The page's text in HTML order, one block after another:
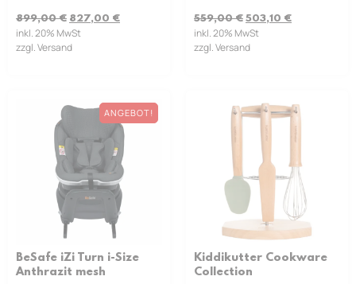
899,00€ 827,00 €
inkl. 20% MwSt
zzgl. Versand
559,00€ 503,10 €
inkl. 20% MwSt
zzgl. Versand
ANGEBOT!
BeSafe iZi Turn i-Size
Anthrazit mesh
Kiddikutter Cookware
Collection